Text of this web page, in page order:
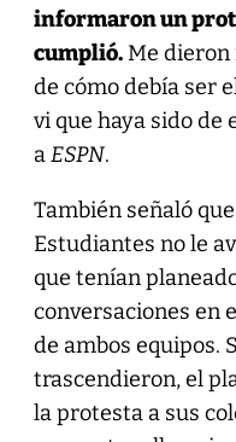
informaron un
cumplió.Me dieron
de cómo debía ser
vi que haya sido de
aESPN.
También señaló
Estudiantes no le
que tenían
conversaciones en
de ambos equipos.
trascendieron, el
la protesta a sus